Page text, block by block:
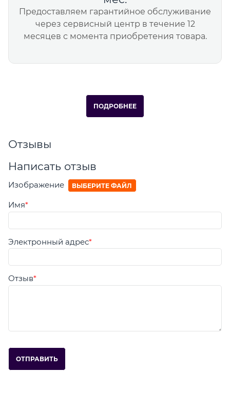
Предоставляем гарантийное обслуживание
через сервисный центр в течение 12
месяцев с момента приобретения товара.
ПОДРОБНЕЕ
Отзывы
Написать отзыв
Изображение ВЫБЕРИТЕ ФАЙЛ
Имя
Электронный адрес
Отзыв